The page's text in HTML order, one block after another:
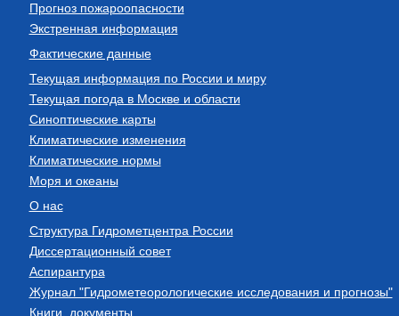
Прогноз пожароопасности
Экстренная информация
Фактические данные
Текущая информация по России и миру
Текущая погода в Москве и области
Синоптические карты
Климатические изменения
Климатические нормы
Моря и океаны
О нас
Структура Гидрометцентра России
Диссертационный совет
Аспирантура
Журнал "Гидрометеорологические исследования и прогнозы"
Книги, документы